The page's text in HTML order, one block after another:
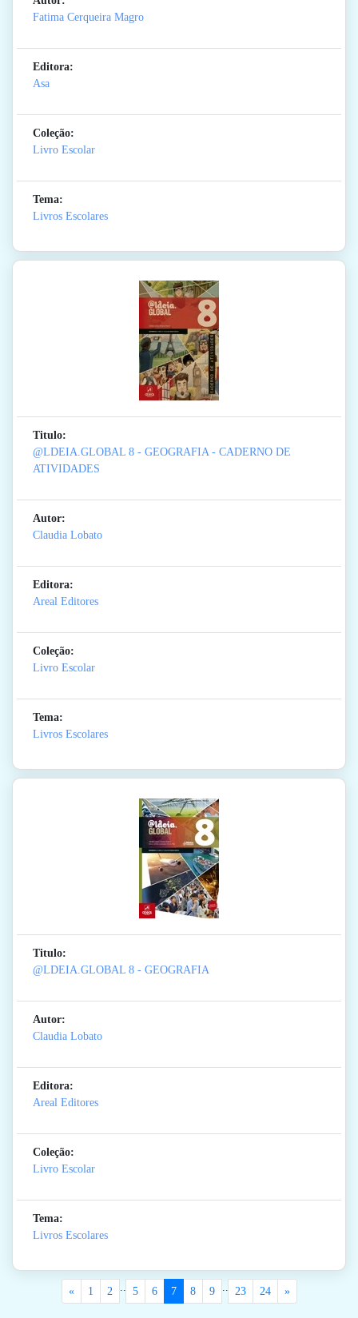
Fatima Cerqueira Magro
Editora:
Asa
Coleção:
Livro Escolar
Tema:
Livros Escolares
Titulo:
@LDEIA.GLOBAL 8 - GEOGRAFIA - CADERNO DE
ATIVIDADES
Autor:
Claudia Lobato
Editora:
Areal Editores
Coleção:
Livro Escolar
Tema:
Livros Escolares
Titulo:
@LDEIA.GLOBAL 8 - GEOGRAFIA
Autor:
Claudia Lobato
Editora:
Areal Editores
Coleção:
Livro Escolar
Tema:
Livros Escolares
« 1 2 .. 5 6 7 8 9 .. 23 24 »